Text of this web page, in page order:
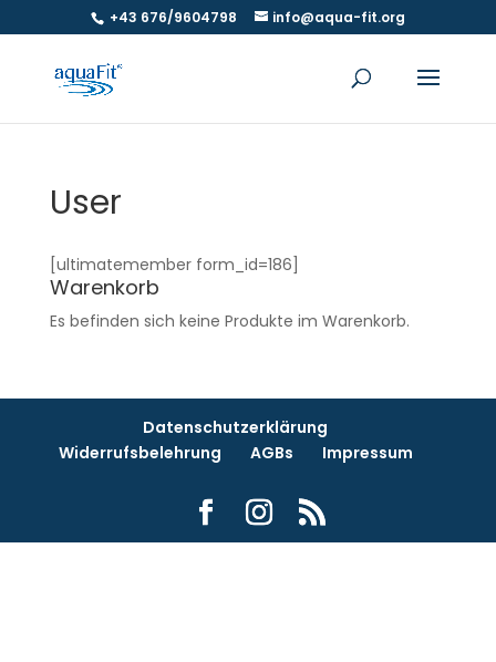
+43 676/9604798 info@aqua-fit.org
User
[ultimatemember form_id=186]
Warenkorb
Es befinden sich keine Produkte im Warenkorb.
Datenschutzerklärung
Widerrufsbelehrung
AGBs Impressum